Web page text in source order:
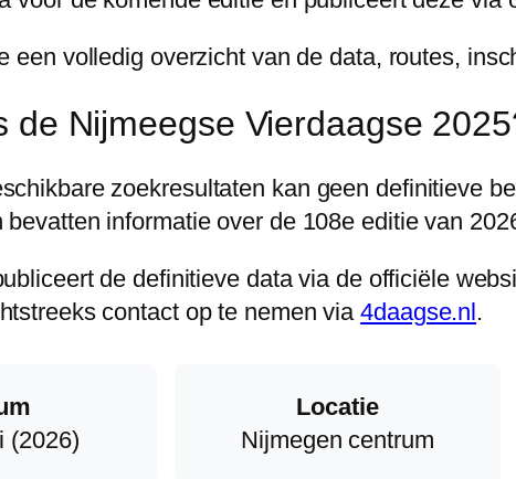
een volledig overzicht van de data, routes,
de Nijmeegse Vierdaagse
zoekresultaten kan geen definitieve
bevatten informatie over de 108e editie van
de definitieve data via de officiële
contact op te nemen via4daagse.nl.
(2026)
Locatie
Nijmegen centrum